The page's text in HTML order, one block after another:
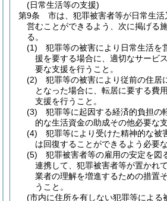
(日常生活等の支援)
第9条
市は、犯罪被害者等が日常生
営むことができるよう、次に掲げる
る。
(1)
犯罪等の被害により日常生活を
援を要する場合に、適切なサービ
要な支援を行うこと。
(2)
犯罪等の被害により従前の住居
となった場合に、転居に要する費
支援を行うこと。
(3)
犯罪等に起因する経済的負担の
的な生活資金の助成その他必要な
(4)
犯罪等により受けた精神的な被
は回復することができるよう必要
(5)
犯罪被害者等の雇用の安定を図
連携して、犯罪被害者等が置かれ
業者の理解を増進するための措置
うこと。
(市内に住所を有しない犯罪等による